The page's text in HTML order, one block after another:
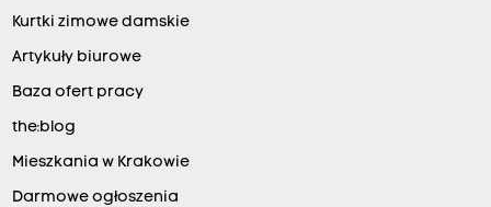
Kurtki zimowe damskie
Artykuły biurowe
Baza ofert pracy
the:blog
Mieszkania w Krakowie
Darmowe ogłoszenia